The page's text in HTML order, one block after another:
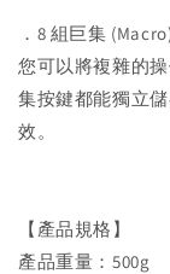
．8 組巨集
您可以將複雜的
集按鍵都能獨立
效。
【產品規格】
產品重量：500g